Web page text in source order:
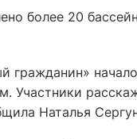
более 20
гражданин»
Участники
Наталья